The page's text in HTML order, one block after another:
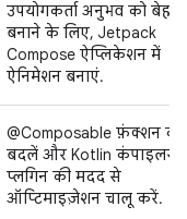
उपयोगकर्ता अनुभव को बेहतर
बनाने के लिए, Jetpack
Compose ऐप्लिकेशन में
ऐनिमेशन बनाएं.
@Composable फ़ंक्शन को
बदलें और Kotlin कंपाइलर
प्लगिन की मदद से
ऑप्टिमाइज़ेशन चालू करें.